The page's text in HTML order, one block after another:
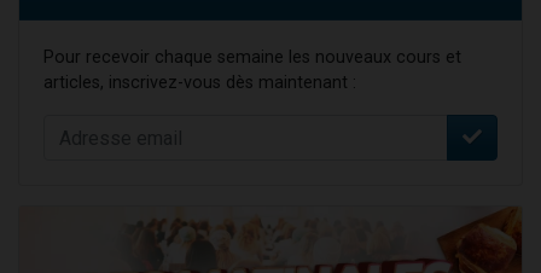
Pour recevoir chaque semaine les nouveaux cours et
articles, inscrivez-vous dès maintenant :